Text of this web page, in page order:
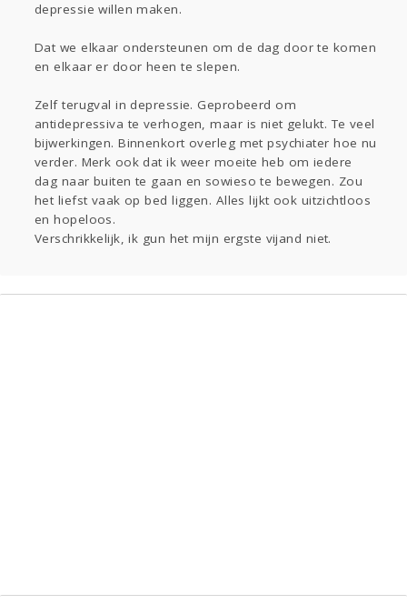
Gevraagd
Horen
depressie willen maken.
Dat we elkaar ondersteunen om de dag door te komen
en elkaar er door heen te slepen.
Zelf terugval in depressie. Geprobeerd om
antidepressiva te verhogen, maar is niet gelukt. Te veel
bijwerkingen. Binnenkort overleg met psychiater hoe nu
verder. Merk ook dat ik weer moeite heb om iedere
dag naar buiten te gaan en sowieso te bewegen. Zou
het liefst vaak op bed liggen. Alles lijkt ook uitzichtloos
en hopeloos.
Verschrikkelijk, ik gun het mijn ergste vijand niet.